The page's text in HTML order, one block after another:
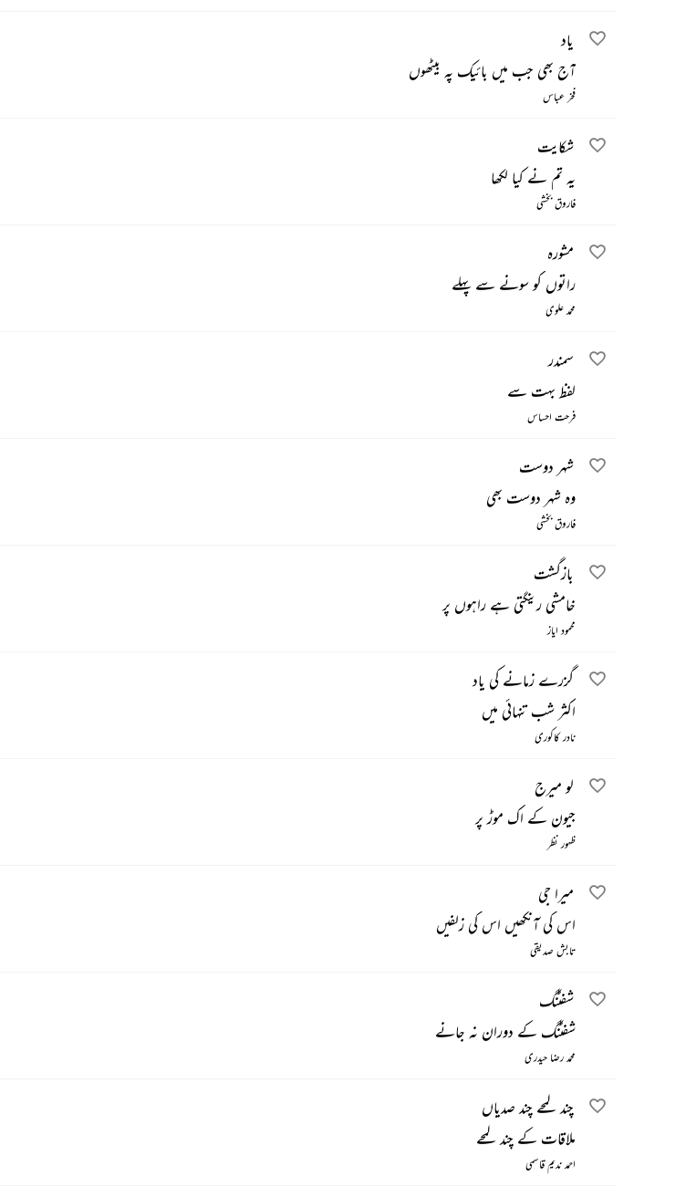
یاد
آج بھی جب میں بائیک پہ بیٹھوں
فخر عباس
شکایت
یہ تم نے کیا لکھا
فاروق بخشی
مشورہ
راتوں کو سونے سے پہلے
محمد علوی
سمندر
لفظ بہت سے
فرحت احساس
شہر دوست
وہ شہر دوست بھی
فاروق بخشی
بازگشت
خامشی رینگتی ہے راہوں پر
محمود ایاز
گزرے زمانے کی یاد
اکثر شب تنہائی میں
نادر کاکوری
لو میرج
جیون کے اک موڑ پر
ظہور نظر
میرا جی
اس کی آنکھیں اس کی زلفیں
تابش صدیقی
شفٹنگ
شفٹنگ کے دوران نہ جانے
محمد رضا حیدری
چند لمحے چند صدیاں
ملاقات کے چند لمحے
احمد ندیم قاسمی